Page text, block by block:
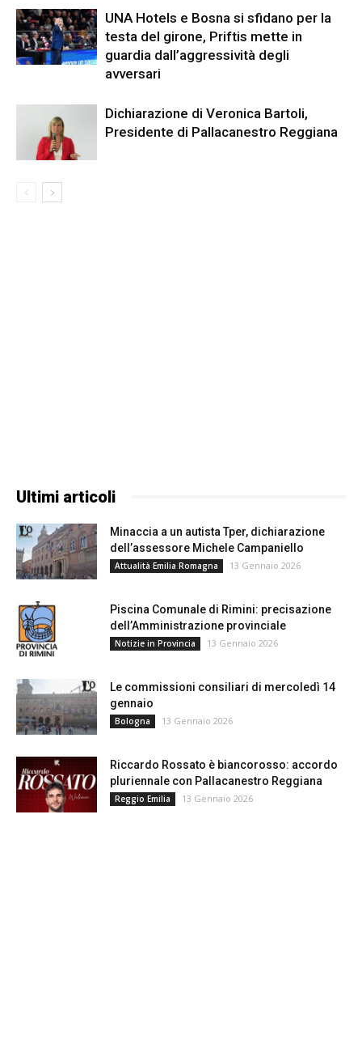
UNA Hotels e Bosna si sfidano per la
testa del girone, Priftis mette in
guardia dall’aggressività degli
avversari
Dichiarazione di Veronica Bartoli,
Presidente di Pallacanestro Reggiana
Ultimi articoli
Minaccia a un autista Tper, dichiarazione
dell’assessore Michele Campaniello
Attualità Emilia Romagna 13 Gennaio 2026
Piscina Comunale di Rimini: precisazione
dell’Amministrazione provinciale
Notizie in Provincia 13 Gennaio 2026
Le commissioni consiliari di mercoledì 14
gennaio
Bologna 13 Gennaio 2026
Riccardo Rossato è biancorosso: accordo
pluriennale con Pallacanestro Reggiana
Reggio Emilia 13 Gennaio 2026